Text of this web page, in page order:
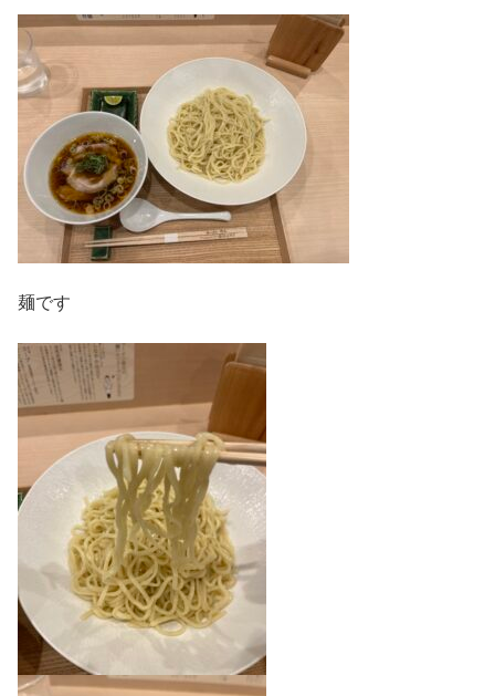
麺です